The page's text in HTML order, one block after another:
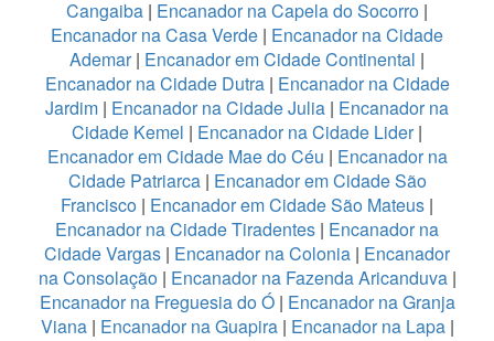
Cangaiba | Encanador na Capela do Socorro |
Encanador na Casa Verde | Encanador na Cidade
Ademar| Encanador em Cidade Continental |
Encanador na Cidade Dutra | Encanador na Cidade
Jardim | Encanador na Cidade Julia | Encanador na
Cidade Kemel | Encanador na Cidade Lider|
Encanador em Cidade Mae do Céu | Encanador na
Cidade Patriarca| Encanador em Cidade São
Francisco | Encanador em Cidade São Mateus |
Encanador na Cidade Tiradentes | Encanador na
Cidade Vargas | Encanador na Colonia | Encanador
na Consolação | Encanador na Fazenda Aricanduva|
Encanador na Freguesia do Ó| Encanador na Granja
Viana| Encanador na Guapira| Encanador na Lapa|